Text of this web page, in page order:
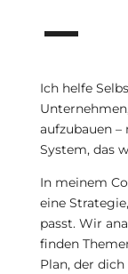
Ich helfe
aufzubauen
System, das
In meinem
eine
passt. Wir
finden
Plan, der